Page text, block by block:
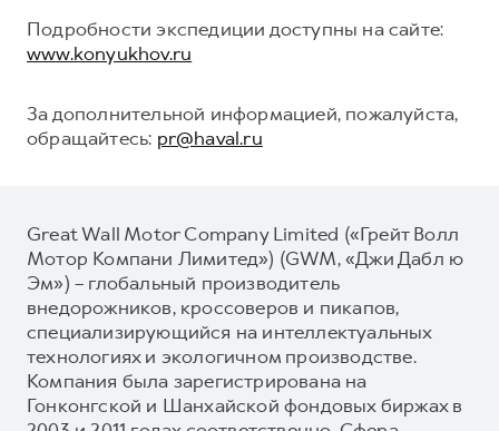
Подробности экспедиции доступны на сайте:
www.konyukhov.ru
За дополнительной информацией, пожалуйста,
обращайтесь: pr@haval.ru
Great Wall Motor Company Limited («Грейт Волл
Мотор Компани Лимитед») (GWM, «Джи Дабл ю
Эм») – глобальный производитель
внедорожников, кроссоверов и пикапов,
специализирующийся на интеллектуальных
технологиях и экологичном производстве.
Компания была зарегистрирована на
Гонконгской и Шанхайской фондовых биржах в